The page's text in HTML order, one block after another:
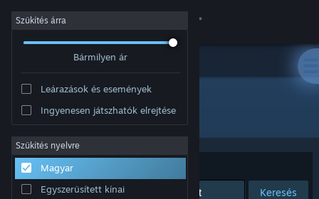
Bejelentkezés
Névjegy
Támogatás
Szűkítés árra
Bármilyen ár
Leárazások és események
Ingyenesen játszhatók elrejtése
Szűkítés nyelvre
Magyar
Egyszerűsített kínai
Fejlesztő: Joshua Linscott
Rendezés Relevancia
Keresés